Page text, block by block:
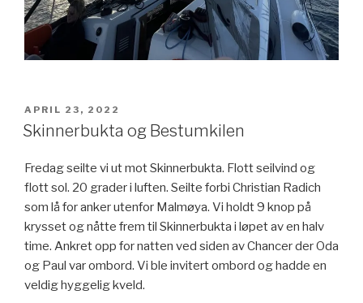
POSTED
ON
APRIL 23, 2022
Skinnerbukta og Bestumkilen
Fredag seilte vi ut mot Skinnerbukta. Flott seilvind og
flott sol. 20 grader i luften. Seilte forbi Christian Radich
som lå for anker utenfor Malmøya. Vi holdt 9 knop på
krysset og nåtte frem til Skinnerbukta i løpet av en halv
time. Ankret opp for natten ved siden av Chancer der Oda
og Paul var ombord. Vi ble invitert ombord og hadde en
veldig hyggelig kveld.